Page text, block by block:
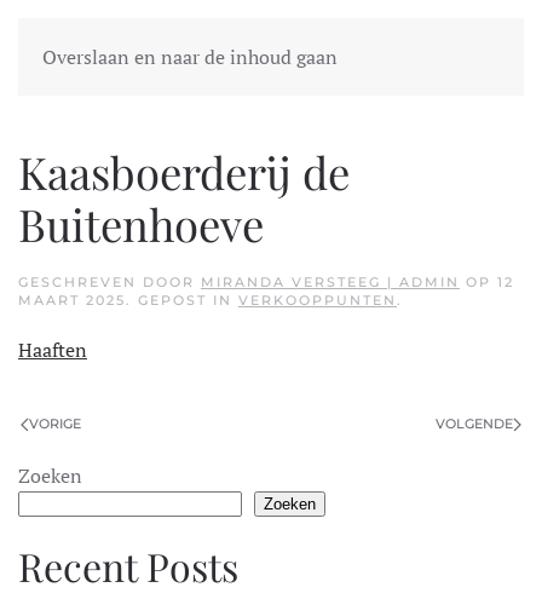
Overslaan en naar de inhoud gaan
Kaasboerderij de
Buitenhoeve
GESCHREVEN DOOR MIRANDA VERSTEEG | ADMIN OP 12
MAART 2025. GEPOST IN VERKOOPPUNTEN .
Haaften
VORIGE VOLGENDE
Zoeken
Zoeken
Recent Posts